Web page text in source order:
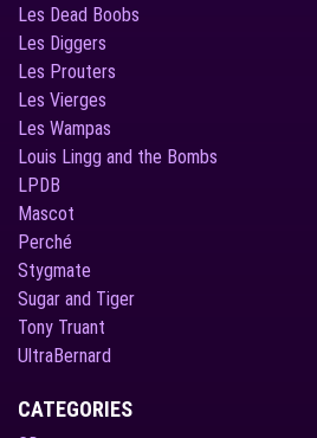
Les Dead Boobs
Les Diggers
Les Prouters
Les Vierges
Les Wampas
Louis Lingg and the Bombs
LPDB
Mascot
Perché
Stygmate
Sugar and Tiger
Tony Truant
UltraBernard
CATEGORIES